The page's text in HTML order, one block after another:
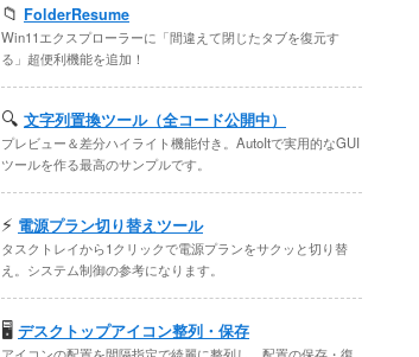
📁 FolderResume
Win11エクスプローラーに「間違えて閉じたタブを復元す
る」超便利機能を追加！
🔍 文字列置換ツール（全コード公開中）
プレビュー＆差分ハイライト機能付き。AutoItで実用的なGUI
ツールを作る最高のサンプルです。
⚡ 電源プラン切り替えツール
タスクトレイから1クリックで電源プランをサクッと切り替
え。システム制御の参考になります。
🖥️ デスクトップアイコン整列・保存